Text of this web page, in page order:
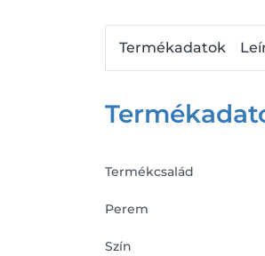
Termékadatok
Termékcsalád
Perem
Szín